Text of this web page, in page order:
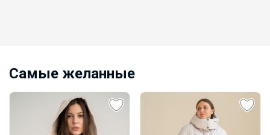
Самые желанные